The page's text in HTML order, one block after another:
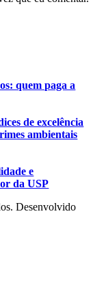
quem paga a
de excelência
ambientais
e
da USP
Desenvolvido